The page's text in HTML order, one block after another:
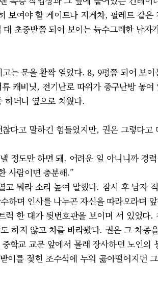
보여야 할 게이트나 지게차, 팔레트 같은
초중반쯤 되어 보이는 늙수그레한 남자
는 문을 활짝 열었다. 8, 9평쯤 되어 보
캐비닛, 전기난로 따위가 중구난방 놓
하더니 옆으로 치웠다.
다고 말하긴 힘들었지만, 권은 그렇다고
정도만 하면 돼. 어려운 일 아니니까 경
사람이면 충분해.”
뭐라 소리 높여 말했다. 잠시 후 남자
하며 인사를 나누곤 자신을 따라오라며
한 대가 뒷번호판을 보이며 서 있었다
하지 않고 차를 바라봤다. 권은 그 차종
학교 교문 앞에서 몰래 장사하던 노인의
이를 젖힌 조수석에 누워 곯아떨어지던